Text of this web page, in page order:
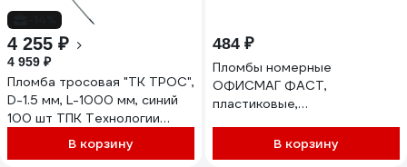
4 255 ₽
4 959 ₽
Пломба тросовая "ТК ТРОС",
D-1.5 мм, L-1000 мм, синий
100 шт ТПК Технологии
Контроля 24126В корзину
484 ₽
Пломбы номерные
ОФИСМАГ ФАСТ,
пластиковые,
330 мм, красные, комплект
50шт 607442
В корзину